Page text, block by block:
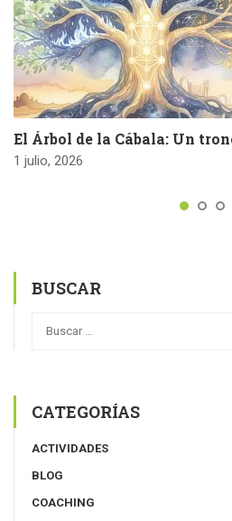
El Árbol de la Cábala: Un
1 julio, 2026
BUSCAR
CATEGORÍAS
ACTIVIDADES
BLOG
COACHING